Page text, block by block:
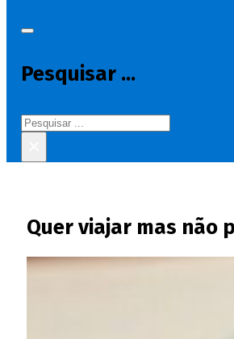
Pesquisar ...
Pesquisar
Quer viajar mas não